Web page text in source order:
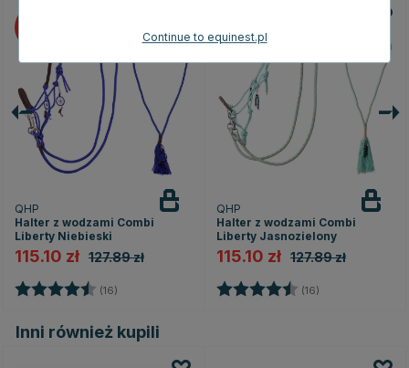
QHP
Halter z wodzami Combi
Liberty Niebieski
115.10 zł 127.89 zł
Ocena: (16)
QHP
Halter z wodzami Combi
Liberty Jasnozielony
115.10 zł 127.89 zł
Ocena: (16)
Inni również kupili
Continue to equinest.pl